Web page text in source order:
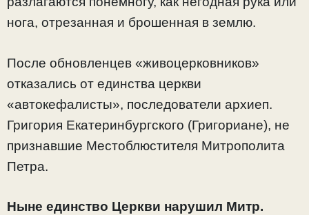
нога, отрезанная и брошенная в землю.
После обновленцев «живоцерковников»
отказались от единства церкви
«автокефалисты», последователи архиеп.
Григория Екатеринбургского (Григориане), не
признавшие Местоблюстителя Митрополита
Петра.
Ныне единство Церкви нарушил Митр.